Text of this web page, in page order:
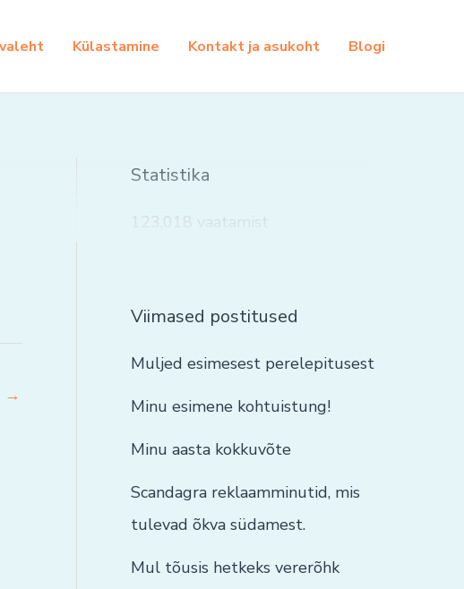
Külastamine Kontakt ja asukoht Blogi
→
Statistika
123,018 vaatamist
Viimased postitused
Muljed esimesest perelepitusest
Minu esimene kohtuistung!
Minu aasta kokkuvõte
Scandagra reklaamminutid, mis
tulevad õkva südamest.
Mul tõusis hetkeks vererõhk